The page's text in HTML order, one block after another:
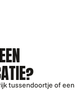
tussendoortje of een